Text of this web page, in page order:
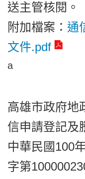
送主管核閱。
附加檔案： 通
文件.pdf
a
高雄市政府地
信申請登記及
中華民國100
字第